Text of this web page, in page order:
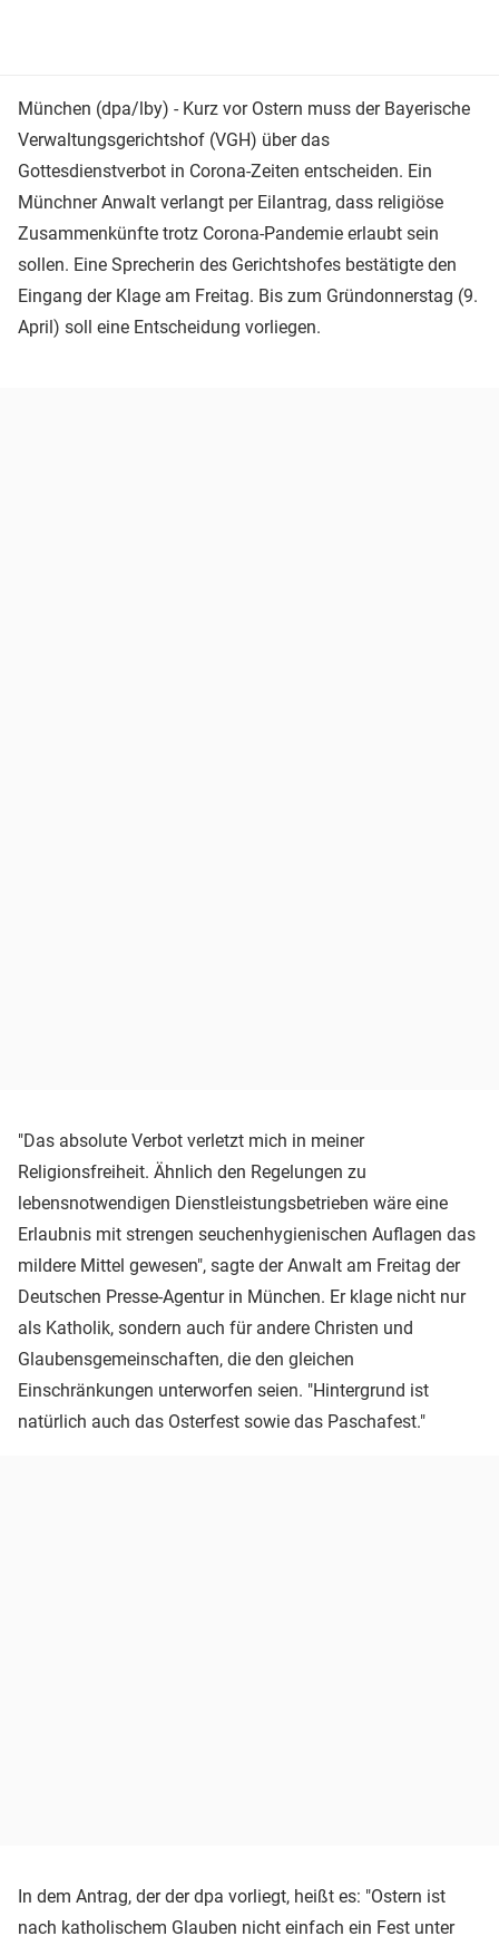
München (dpa/lby) - Kurz vor Ostern muss der Bayerische
Verwaltungsgerichtshof (VGH) über das
Gottesdienstverbot in Corona-Zeiten entscheiden. Ein
Münchner Anwalt verlangt per Eilantrag, dass religiöse
Zusammenkünfte trotz Corona-Pandemie erlaubt sein
sollen. Eine Sprecherin des Gerichtshofes bestätigte den
Eingang der Klage am Freitag. Bis zum Gründonnerstag (9.
April) soll eine Entscheidung vorliegen.
"Das absolute Verbot verletzt mich in meiner
Religionsfreiheit. Ähnlich den Regelungen zu
lebensnotwendigen Dienstleistungsbetrieben wäre eine
Erlaubnis mit strengen seuchenhygienischen Auflagen das
mildere Mittel gewesen", sagte der Anwalt am Freitag der
Deutschen Presse-Agentur in München. Er klage nicht nur
als Katholik, sondern auch für andere Christen und
Glaubensgemeinschaften, die den gleichen
Einschränkungen unterworfen seien. "Hintergrund ist
natürlich auch das Osterfest sowie das Paschafest."
In dem Antrag, der der dpa vorliegt, heißt es: "Ostern ist
nach katholischem Glauben nicht einfach ein Fest unter